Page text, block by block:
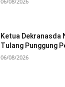
Ketua Dekranasda
Tulang Punggung
06/08/2026